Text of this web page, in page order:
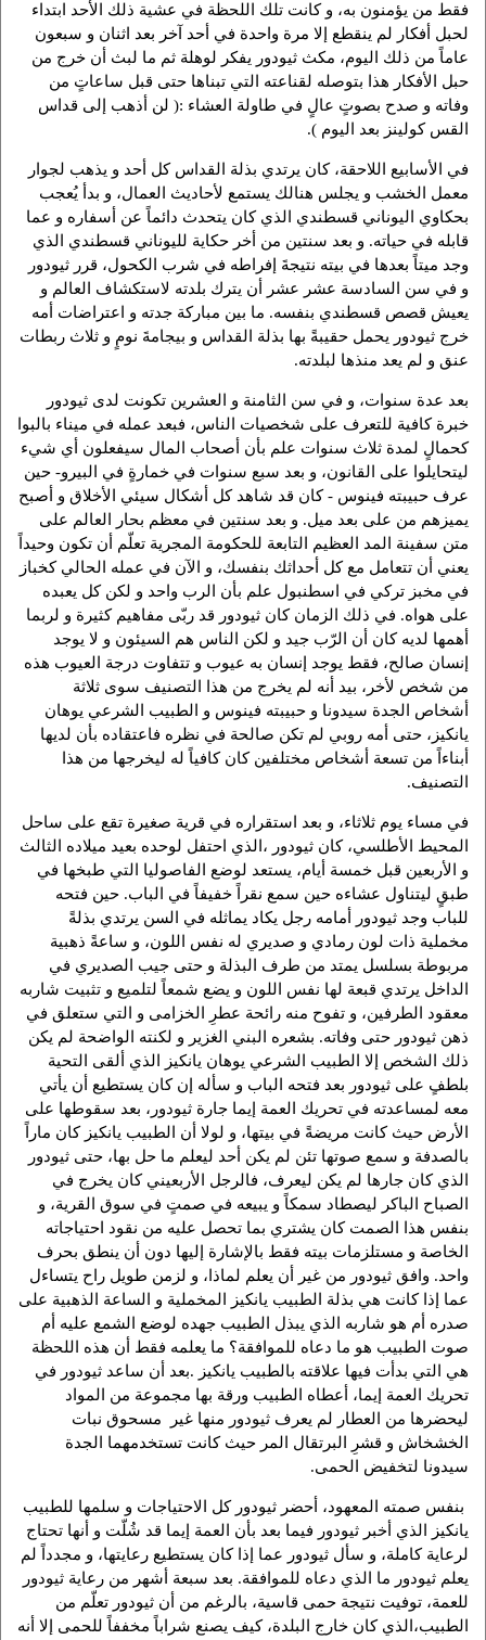
فقط من يؤمنون به، و كانت تلك اللحظة في عشية ذلك الأحد ابتداء
لحبل أفكار لم ينقطع إلا مرة واحدة في أحد آخر بعد اثنان و سبعون
عاماً من ذلك اليوم، مكث ثيودور يفكر لوهلة ثم ما لبث أن خرج من
حبل الأفكار هذا بتوصله لقناعته التي تبناها حتى قبل ساعاتٍ من
وفاته و صدح بصوتٍ عالٍ في طاولة العشاء :( لن أذهب إلى قداس
القس كولينز بعد اليوم ).
في الأسابيع اللاحقة، كان يرتدي بذلة القداس كل أحد و يذهب لجوار
معمل الخشب و يجلس هنالك يستمع لأحاديث العمال، و بدأ يُعجب
بحكاوي اليوناني قسطندي الذي كان يتحدث دائماً عن أسفاره و عما
قابله في حياته. و بعد سنتين من أخر حكاية لليوناني قسطندي الذي
وجد ميتاً بعدها في بيته نتيجةَ إفراطه في شرب الكحول، قرر ثيودور
و في سن السادسة عشر عشر أن يترك بلدته لاستكشاف العالم و
يعيش قصص قسطندي بنفسه. ما بين مباركة جدته و اعتراضات أمه
خرج ثيودور يحمل حقيبةً بها بذلة القداس و بيجامةَ نومٍ و ثلاث ربطات
عنق و لم يعد منذها لبلدته.
بعد عدة سنوات، و في سن الثامنة و العشرين تكونت لدى ثيودور
خبرة كافية للتعرف على شخصيات الناس، فبعد عمله في ميناء بالبوا
كحمالٍ لمدة ثلاث سنوات علم بأن أصحاب المال سيفعلون أي شيء
ليتحايلوا على القانون، و بعد سبع سنوات في خمارةٍ في البيرو- حين
عرف حبيبته فينوس - كان قد شاهد كل أشكال سيئي الأخلاق و أصبح
يميزهم من على بعد ميل. و بعد سنتين في معظم بحار العالم على
متن سفينة المد العظيم التابعة للحكومة المجرية تعلّم أن تكون وحيداً
يعني أن تتعامل مع كل أحداثك بنفسك، و الآن في عمله الحالي كخباز
في مخبز تركي في اسطنبول علم بأن الرب واحد و لكن كل يعبده
على هواه. في ذلك الزمان كان ثيودور قد ربّى مفاهيم كثيرة و لربما
أهمها لديه كان أن الرّب جيد و لكن الناس هم السيئون و لا يوجد
إنسان صالح، فقط يوجد إنسان به عيوب و تتفاوت درجة العيوب هذه
من شخص لأخر، بيد أنه لم يخرج من هذا التصنيف سوى ثلاثة
أشخاص الجدة سيدونا و حبيبته فينوس و الطبيب الشرعي يوهان
يانكيز، حتى أمه روبي لم تكن صالحة في نظره فاعتقاده بأن لديها
أبناءاً من تسعة أشخاص مختلفين كان كافياً له ليخرجها من هذا
التصنيف.
في مساء يوم ثلاثاء، و بعد استقراره في قرية صغيرة تقع على ساحل
المحيط الأطلسي، كان ثيودور ،الذي احتفل لوحده بعيد ميلاده الثالث
و الأربعين قبل خمسة أيام، يستعد لوضع الفاصوليا التي طبخها في
طبقٍ ليتناول عشاءه حين سمع نقراً خفيفاً في الباب. حين فتحه
للباب وجد ثيودور أمامه رجل يكاد يماثله في السن يرتدي بذلةً
مخملية ذات لون رمادي و صديري له نفس اللون، و ساعةً ذهبية
مربوطة بسلسل يمتد من طرف البذلة و حتى جيب الصديري في
الداخل يرتدي قبعة لها نفس اللون و يضع شمعاً لتلميع و تثبيت شاربه
معقود الطرفين، و تفوح منه رائحة عطرِ الخزامى و التي ستعلق في
ذهن ثيودور حتى وفاته. بشعره البني الغزير و لكنته الواضحة لم يكن
ذلك الشخص إلا الطبيب الشرعي يوهان يانكيز الذي ألقى التحية
بلطفٍ على ثيودور بعد فتحه الباب و سأله إن كان يستطيع أن يأتي
معه لمساعدته في تحريك العمة إيما جارة ثيودور، بعد سقوطها على
الأرض حيث كانت مريضةً في بيتها، و لولا أن الطبيب يانكيز كان ماراً
بالصدفة و سمع صوتها تئن لم يكن أحد ليعلم ما حل بها، حتى ثيودور
الذي كان جارها لم يكن ليعرف، فالرجل الأربعيني كان يخرج في
الصباح الباكر ليصطاد سمكاً و يبيعه في صمتٍ في سوق القرية، و
بنفس هذا الصمت كان يشتري بما تحصل عليه من نقود احتياجاته
الخاصة و مستلزمات بيته فقط بالإشارة إليها دون أن ينطق بحرف
واحد. وافق ثيودور من غير أن يعلم لماذا، و لزمن طويل راح يتساءل
عما إذا كانت هي بذلة الطبيب يانكيز المخملية و الساعة الذهبية على
صدره أم هو شاربه الذي يبذل الطبيب جهده لوضع الشمع عليه أم
صوت الطبيب هو ما دعاه للموافقة؟ ما يعلمه فقط أن هذه اللحظة
هي التي بدأت فيها علاقته بالطبيب يانكيز .بعد أن ساعد ثيودور في
تحريك العمة إيما، أعطاه الطبيب ورقة بها مجموعة من المواد
ليحضرها من العطار لم يعرف ثيودور منها غير مسحوق نبات
الخشخاش و قشرِ البرتقال المر حيث كانت تستخدمهما الجدة
سيدونا لتخفيض الحمى.
بنفس صمته المعهود، أحضر ثيودور كل الاحتياجات و سلمها للطبيب
يانكيز الذي أخبر ثيودور فيما بعد بأن العمة إيما قد شُلّت و أنها تحتاج
لرعاية كاملة، و سأل ثيودور عما إذا كان يستطيع رعايتها، و مجدداً لم
يعلم ثيودور ما الذي دعاه للموافقة. بعد سبعة أشهر من رعاية ثيودور
للعمة، توفيت نتيجة حمى قاسية، بالرغم من أن ثيودور تعلّم من
الطبيب،الذي كان خارج البلدة، كيف يصنع شراباً مخففاً للحمى إلا أنه